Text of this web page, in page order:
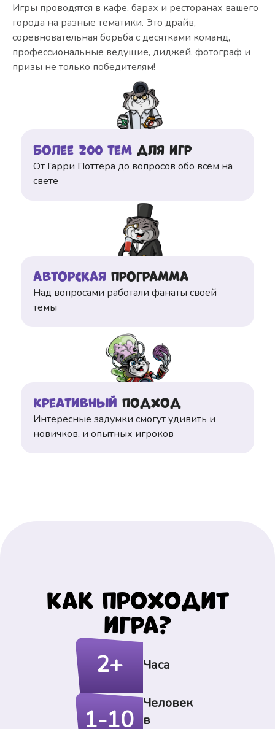
Игры проводятся в кафе, барах и ресторанах вашего
города на разные тематики. Это драйв,
соревновательная борьба с десятками команд,
профессиональные ведущие, диджей, фотограф и
призы не только победителям!
Более 200 тем для игр
От Гарри Поттера до вопросов обо всём на
свете
Авторская программа
Над вопросами работали фанаты своей
темы
Креативный подход
Интересные задумки смогут удивить и
новичков, и опытных игроков
Как проходит
игра?
2+
Часа
1-10
Человек
в